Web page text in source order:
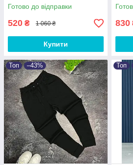
Готово до відправки
520 ₴ 1 060 ₴
Купити
830
Топ –43% Топ